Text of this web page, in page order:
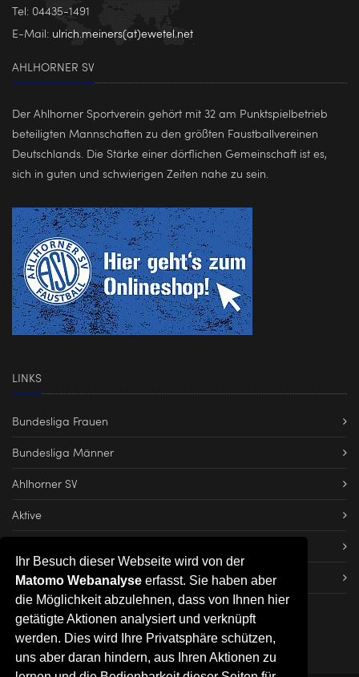
Ihr Besuch dieser Webseite wird von der
Matomo Webanalyse erfasst. Sie haben aber
die Möglichkeit abzulehnen, dass von Ihnen hier
getätigte Aktionen analysiert und verknüpft
werden. Dies wird Ihre Privatsphäre schützen,
uns aber daran hindern, aus Ihren Aktionen zu
Tel: 04435-1491
E-Mail: ulrich.meiners(at)ewetel.net
AHLHORNER SV
Der Ahlhorner Sportverein gehört mit 32 am Punktspielbetrieb
beteiligten Mannschaften zu den größten Faustballvereinen
Deutschlands. Die Stärke einer dörflichen Gemeinschaft ist es,
sich in guten und schwierigen Zeiten nahe zu sein.
LINKS
Bundesliga Frauen
Bundesliga Männer
Ahlhorner SV
Aktive
Impressum